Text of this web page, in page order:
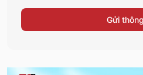
Gửi